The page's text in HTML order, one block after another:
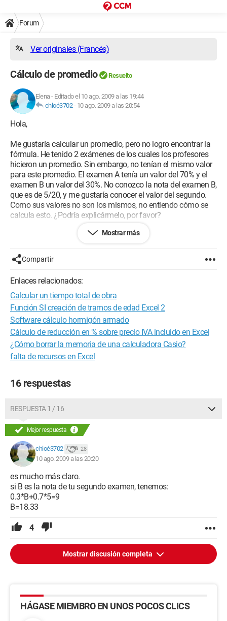
Forum
Ver originales (Francés)
Cálculo de promedio Resuelto
Elena- Editado el 10 ago. 2009 a las 19:44
chloé3702- 10 ago. 2009 a las 20:54
Hola,
Me gustaría calcular un promedio, pero no logro encontrar la
fórmula. He tenido 2 exámenes de los cuales los profesores
hicieron un promedio. Sin embargo, no tenían el mismo valor
para este promedio. El examen A tenía un valor del 70% y el
examen B un valor del 30%. No conozco la nota del examen B,
que es de 5/20, y me gustaría conocer el valor del segundo.
Como sus valores no son los mismos, no entiendo cómo se
calcula esto. ¿Podría explicármelo, por favor?
Configuración: Windows Vista Internet Explorer 7.0
Mostrar más
Compartir
Enlaces relacionados:
Calcular un tiempo total de obra
Función SI creación de tramos de edad Excel 2
Software cálculo hormigón armado
Cálculo de reducción en % sobre precio IVA incluido en Excel
¿Cómo borrar la memoria de una calculadora Casio?
falta de recursos en Excel
16 respuestas
RESPUESTA 1 / 16
Mejor respuesta
chloé3702 28
10 ago. 2009 a las 20:20
es mucho más claro.
si B es la nota de tu segundo examen, tenemos:
0.3*B+0.7*5=9
B=18.33
4
Mostrar discusión completa
HÁGASE MIEMBRO EN UNOS POCOS CLICS